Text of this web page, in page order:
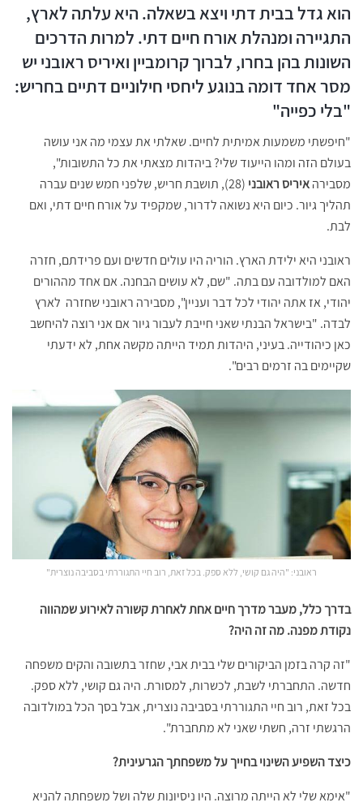
הוא גדל בבית דתי ויצא בשאלה. היא עלתה לארץ,
התגיירה ומנהלת אורח חיים דתי. למרות הדרכים
השונות בהן בחרו, לברוך קרומביין ואיריס ראובני יש
מסר אחד דומה בנוגע ליחסי חילוניים דתיים בחריש:
"בלי כפייה"
"חיפשתי משמעות אמיתית לחיים. שאלתי את עצמי מה אני עושה
בעולם הזה ומהו הייעוד שלי? ביהדות מצאתי את כל התשובות",
מסבירהאיריס ראובני
(28), תושבת חריש, שלפני חמש שנים עברה
תהליך גיור. כיום היא נשואה לדרור, שמקפיד על אורח חיים דתי, ואם
לבת.
ראובני היא ילידת הארץ. הוריה היו עולים חדשים ועם פרידתם, חזרה
האם למולדובה עם בתה. "שם, לא עושים הבחנה. אם אחד מההורים
יהודי, אז אתה יהודי לכל דבר ועניין", מסבירה ראובני שחזרה לארץ
לבדה. "בישראל הבנתי שאני חייבת לעבור גיור אם אני רוצה להיחשב
כאן כיהודייה. בעיני, היהדות תמיד הייתה מקשה אחת, לא ידעתי
שקיימים בה זרמים רבים".
ראובני: "היה גם קושי, ללא ספק. בכל זאת, רוב חיי התגוררתי בסביבה נוצרית"
בדרך כלל, מעבר מדרך חיים אחת לאחרת קשורה לאירוע שמהווה
נקודת מפנה. מה זה היה?
"זה קרה בזמן הביקורים שלי בבית אבי, שחזר בתשובה והקים משפחה
חדשה. התחברתי לשבת, לכשרות, למסורת. היה גם קושי, ללא ספק.
בכל זאת, רוב חיי התגוררתי בסביבה נוצרית, אבל בסך הכל במולדובה
הרגשתי זרה, חשתי שאני לא מתחברת".
כיצד השפיע השינוי בחייך על משפחתך הגרעינית?
"אימא שלי לא הייתה מרוצה. היו ניסיונות שלה ושל משפחתה להניא